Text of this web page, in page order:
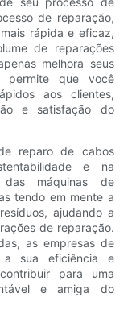
de reparação,
rápida e eficaz,
de reparações
melhora seus
permite que você
aos clientes,
e satisfação do
reparo de cabos
e na
das máquinas de
tendo em mente a
ajudando a
de reparação.
as empresas de
a sua eficiência e
para uma
e amiga do